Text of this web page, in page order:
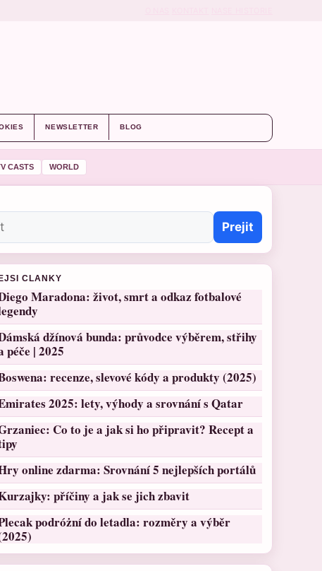
NEWSLETTER BLOG
CASTS WORLD
Prejit
CLANKY
Maradona: život, smrt a odkaz fotbalové
džínová bunda: průvodce výběrem, střihy
péče | 2025
recenze, slevové kódy a produkty (2025)
2025: lety, výhody a srovnání s Qatar
Co to je a jak si ho připravit? Recept a
online zdarma: Srovnání 5 nejlepších portálů
příčiny a jak se jich zbavit
podróżní do letadla: rozměry a výběr